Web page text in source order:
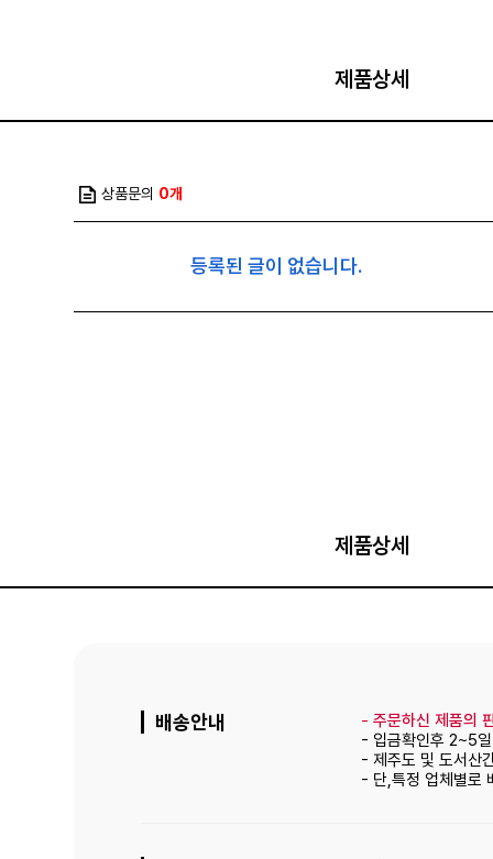
제품상세
상품문의 0개
등록된 글이 없습니다.
제품상세
배송안내 - 주문하신 제품의
- 입금확인후 2~5
- 제주도 및 도서산
- 단,특정 업체별로